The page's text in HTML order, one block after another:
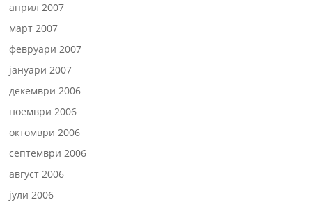
април 2007
март 2007
февруари 2007
јануари 2007
декември 2006
ноември 2006
октомври 2006
септември 2006
август 2006
јули 2006